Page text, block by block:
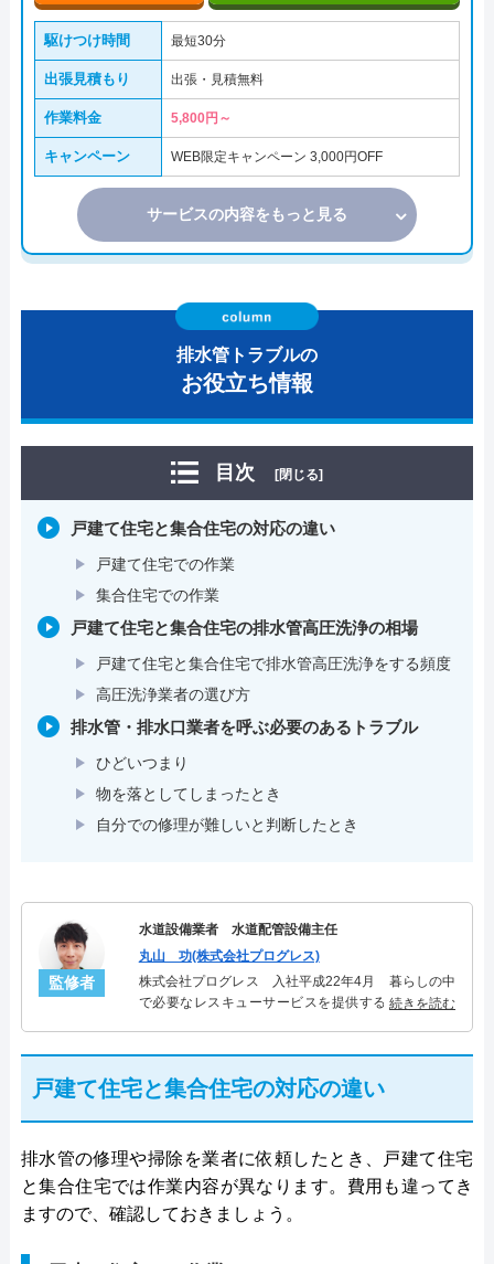
駆けつけ時間 最短30分
出張見積もり 出張・見積無料
作業料金 5,800円～
キャンペーン WEB限定キャンペーン 3,000円OFF
サービスの内容をもっと見る
排水管トラブルの
お役立ち情報
目次 [閉じる]
戸建て住宅と集合住宅の対応の違い
戸建て住宅での作業
集合住宅での作業
戸建て住宅と集合住宅の排水管高圧洗浄の相場
戸建て住宅と集合住宅で排水管高圧洗浄をする頻度
高圧洗浄業者の選び方
排水管・排水口業者を呼ぶ必要のあるトラブル
ひどいつまり
物を落としてしまったとき
自分での修理が難しいと判断したとき
監修者
水道設備業者 水道配管設備主任
丸山 功(株式会社プログレス)
株式会社プログレス 入社平成22年4月 暮らしの中
で必要なレスキューサービスを提供する株式会社プ
シャリスト。
続きを読む
戸建て住宅と集合住宅の対応の違い
排水管の修理や掃除を業者に依頼したとき、戸建て住宅
と集合住宅では作業内容が異なります。費用も違ってき
ますので、確認しておきましょう。